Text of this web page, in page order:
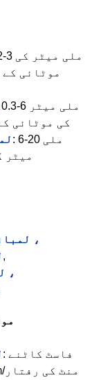
: 0.2-3
موٹائی
: 0.3-6 ملی
کی موٹائی
: 6-20 ملی
میٹر
لمبائی مشین سے سٹینلیس سٹیل کاٹا ،
,
لمبائی کی مشین پر سرد رولڈ کٹ ،
3.
: فاسٹ کاٹنے